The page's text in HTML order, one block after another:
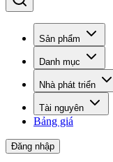
Sản phẩm
Danh mục
Nhà phát triển
Tài nguyên
Bảng giá
Đăng nhập